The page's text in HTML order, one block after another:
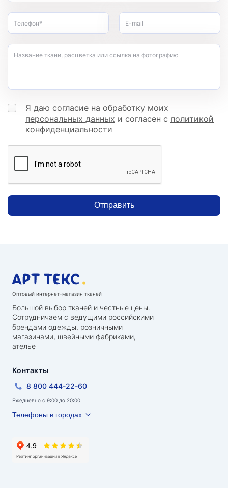
Телефон* E-mail
Название ткани, расцветка или ссылка на фотографию
Я даю согласие на обработку моих
персональных данных и согласен с политикой
конфиденциальности
Отправить
Оптовый интернет-магазин тканей
Большой выбор тканей и честные цены.
Сотрудничаем с ведущими российскими
брендами одежды, розничными
магазинами, швейными фабриками,
ателье
Контакты
8 800 444-22-60
Ежедневно с 9:00 до 20:00
Телефоны в городах